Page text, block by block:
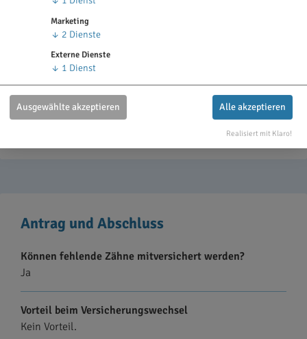
Mindestvertragslaufzeit
2 Kalenderjahre
Kündigungsfrist
Bildet der Tarif Altersrückstellungen
Antrag und Abschluss
Können fehlende Zähne mitversichert werden?
Ja
Vorteil beim Versicherungswechsel
Kein Vorteil.
Marketing
↓ 2 Dienste
Externe Dienste
↓ 1 Dienst
Ausgewählte akzeptieren Alle akzeptieren
Realisiert mit Klaro!